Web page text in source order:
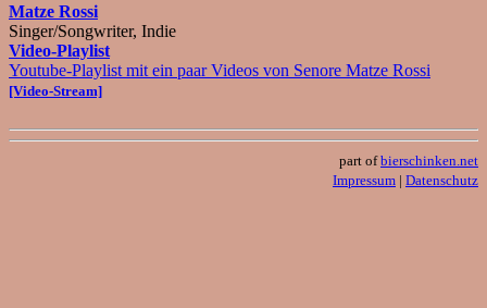
Matze Rossi
Singer/Songwriter, Indie
Video-Playlist
Youtube-Playlist mit ein paar Videos von Senore Matze Rossi
[Video-Stream]
part ofbierschinken.net
Impressum | Datenschutz